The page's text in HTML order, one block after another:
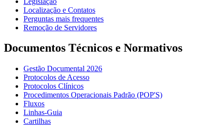
Localização e Contatos
Perguntas mais frequentes
Remoção de Servidores
Documentos Técnicos e Normativos
Gestão Documental 2026
Protocolos de Acesso
Protocolos Clínicos
Procedimentos Operacionais Padrão (POP'S)
Fluxos
Linhas-Guia
Cartilhas